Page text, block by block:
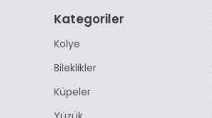
Kategoriler
Kolye
Bileklikler
Küpeler